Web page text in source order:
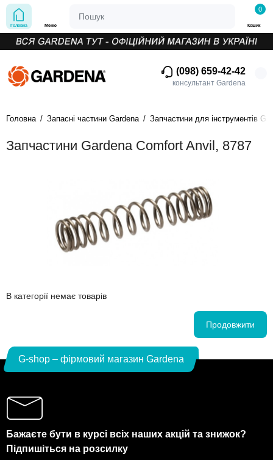
(098) 659-42-42
консультант Gardena
Головна Меню
0
Кошик
Головна Запасні частини Gardena Запчастини для інструментів
Запчастини Gardena Comfort Anvil, 8787
В категорії немає товарів
Продовжити
G-shop – фірмовий магазин Gardena
Бажаєте бути в курсі всіх наших акцій та знижок?
Підпишіться на розсилку